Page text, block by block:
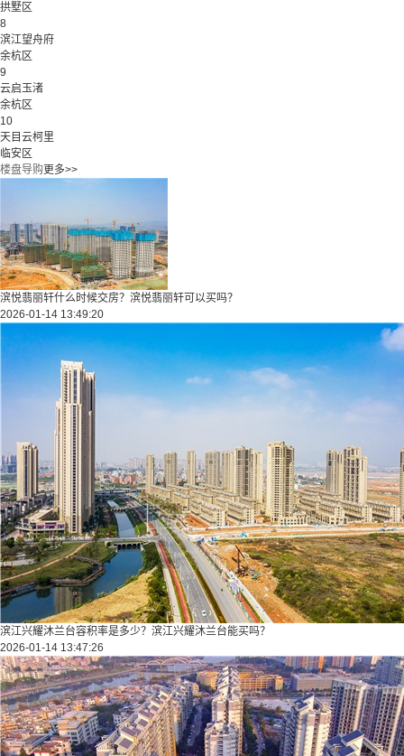
拱墅区
8
滨江望舟府
余杭区
9
云启玉渚
余杭区
10
天目云柯里
临安区
楼盘导购更多>>
滨悦翡丽轩什么时候交房？滨悦翡丽轩可以买吗？
2026-01-14 13:49:20
滨江兴耀沐兰台容积率是多少？滨江兴耀沐兰台能买吗？
2026-01-14 13:47:26